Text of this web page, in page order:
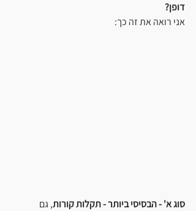
דופן?
אני רואה את זה כך:
סוג א' - הבסיסי ביותר - תקלות קורות, גם